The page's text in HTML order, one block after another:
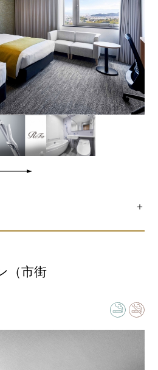
幅168cmのベッドで2名様利用
す。
ィ
＋
歌山城側のみ）
～19階にご用意となります。
（市街